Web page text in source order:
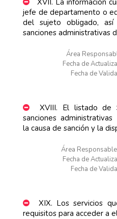
XVII. La información
jefe de departamento o
del sujeto obligado,
sanciones administrativas
Área
Fecha de
Fecha de
XVIII. El listado de
sanciones
la causa de sanción y la
Área
Fecha de
Fecha de
XIX. Los servicios
requisitos para acceder a